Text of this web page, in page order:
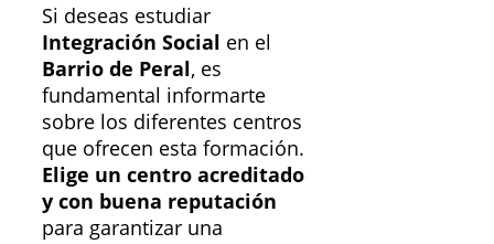
Si deseas estudiar
Integración Social en el
Barrio de Peral, es
fundamental informarte
sobre los diferentes centros
que ofrecen esta formación.
Elige un centro acreditado
y con buena reputación
para garantizar una